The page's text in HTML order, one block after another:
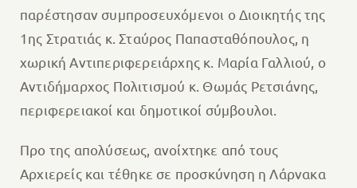
παρέστησαν συμπροσευχόμενοι ο Διοικητής της
1ης Στρατιάς κ. Σταύρος Παπασταθόπουλος, η
χωρική Αντιπεριφερειάρχης κ. Μαρία Γαλλιού, ο
Αντιδήμαρχος Πολιτισμού κ. Θωμάς Ρετσιάνης,
περιφερειακοί και δημοτικοί σύμβουλοι.
Προ της απολύσεως, ανοίχτηκε από τους
Αρχιερείς και τέθηκε σε προσκύνηση η Λάρνακα